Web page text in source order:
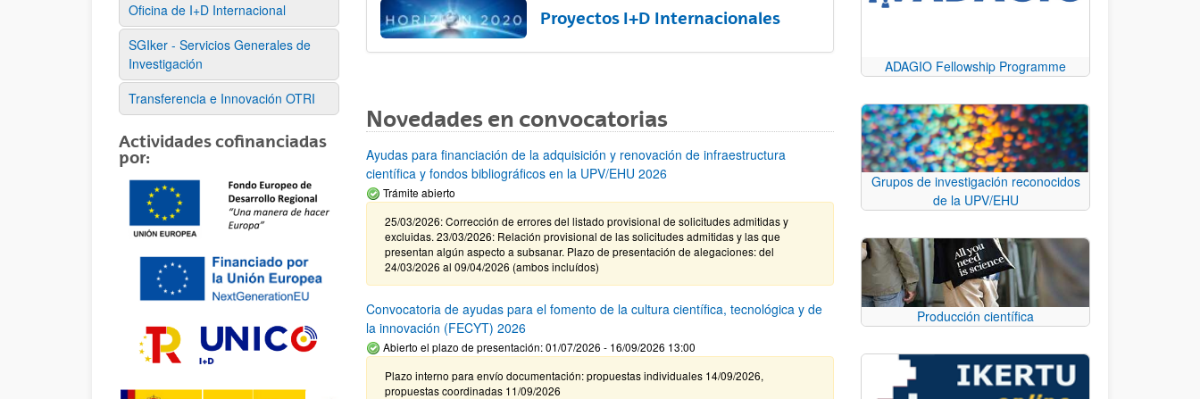
Oficina de I+D Internacional
SGIker - Servicios Generales de
Investigación
Transferencia e Innovación OTRI
Actividades cofinanciadas
por:
Proyectos I+D Internacionales
Novedades en convocatorias
Ayudas para financiación de la adquisición y renovación de infraestructura
científica y fondos bibliográficos en la UPV/EHU 2026
Trámite abierto
25/03/2026: Corrección de errores del listado provisional de solicitudes admitidas y
excluidas. 23/03/2026: Relación provisional de las solicitudes admitidas y las que
presentan algún aspecto a subsanar. Plazo de presentación de alegaciones: del
24/03/2026 al 09/04/2026 (ambos incluídos)
Convocatoria de ayudas para el fomento de la cultura científica, tecnológica y de
la innovación (FECYT) 2026
Abierto el plazo de presentación: 01/07/2026 - 16/09/2026 13:00
Plazo interno para envío documentación: propuestas individuales 14/09/2026,
propuestas coordinadas 11/09/2026
ADAGIO Fellowship Programme
Grupos de investigación reconocidos
de la UPV/EHU
Producción científica